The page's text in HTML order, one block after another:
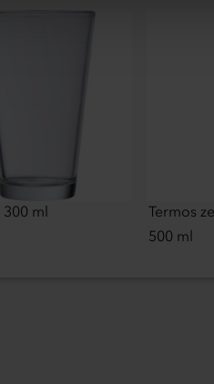
ml
Termos
500 ml